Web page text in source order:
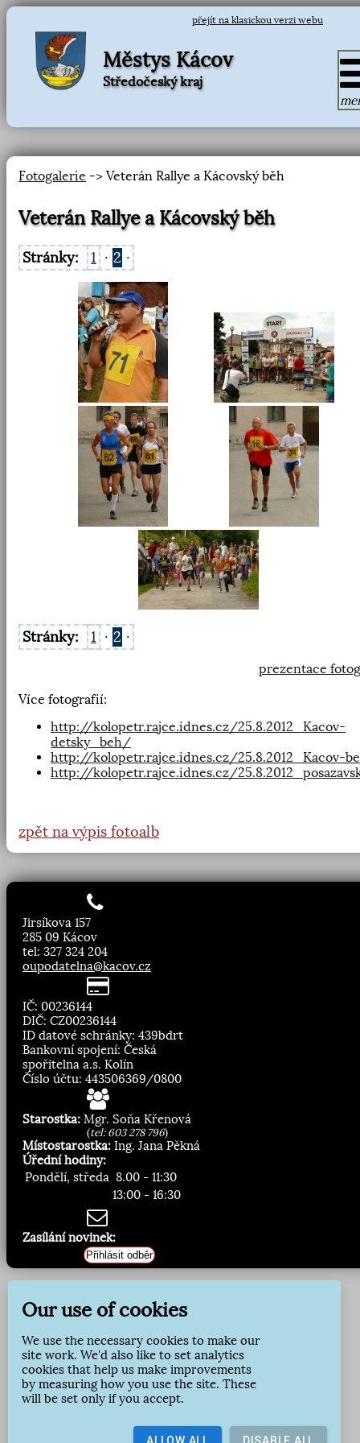
přejít na klasickou verzi webu
Městys Kácov
Středočeský kraj
Fotogalerie -> Veterán Rallye a Kácovský běh
Veterán Rallye a Kácovský běh
Stránky: 1 · 2 ·
Stránky: 1 · 2 ·
prezentace
Více fotografií:
http://kolopetr.rajce.idnes.cz/25.8.2012_Kacov-
detsky_beh/
http://kolopetr.rajce.idnes.cz/25.8.2012_Kacov-
http://kolopetr.rajce.idnes.cz/
zpět na výpis fotoalb
Jirsíkova 157
285 09 Kácov
tel: 327 324 204
oupodatelna@kacov.cz
IČ: 00236144
DIČ: CZ00236144
ID datové schránky: 439bdrt
Bankovní spojení: Česká
spořitelna a.s. Kolín
Číslo účtu: 443506369/0800
Starostka: Mgr. Soňa Křenová
(tel: 603 278 796)
Místostarostka: Ing. Jana Pěkná
Úřední hodiny:
Pondělí, středa 8.00 - 11:30
13:00 - 16:30
Zasílání novinek:
Přihlásit odběr
Our use of cookies
We use the necessary cookies to make our
site work. We'd also like to set analytics
cookies that help us make improvements
by measuring how you use the site. These
will be set only if you accept.